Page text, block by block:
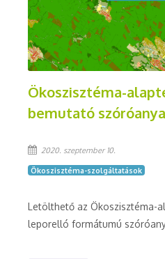
Ökoszisztéma-
bemutató
2020. szeptember 10.
Ökoszisztéma-szolgáltatások
Letölthető az Ökoszisztéma-
leporelló formátumú